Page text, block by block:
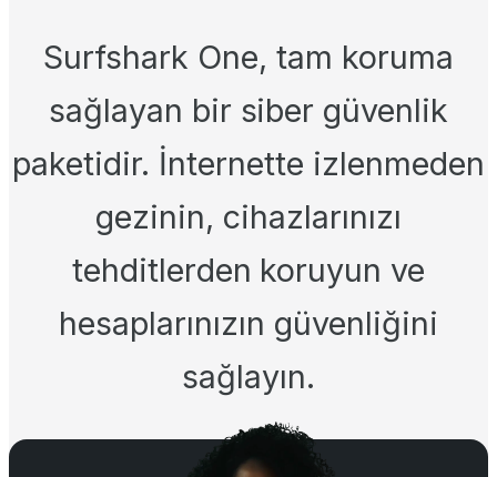
Surfshark One, tam koruma
sağlayan bir siber güvenlik
paketidir. İnternette izlenmeden
gezinin, cihazlarınızı
tehditlerden koruyun ve
hesaplarınızın güvenliğini
sağlayın.